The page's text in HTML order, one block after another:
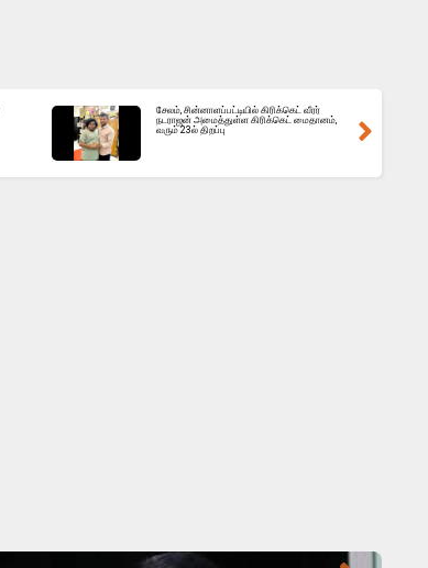
சேலம், சின்னாளப்பட்டியில் கிரிக்கெட் வீரர்
நடராஜன் அமைத்துள்ள கிரிக்கெட் மைதானம்,
வரும் 23ல் திறப்பு